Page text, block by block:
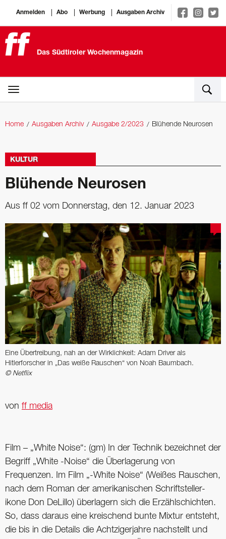
Anmelden Abo Werbung Ausgaben Archiv
Das Südtiroler Wochenmagazin
Home Ausgaben Archiv Ausgabe 2/2023 Blühende Neurosen
KULTUR
Blühende Neurosen
Aus ff 02 vom Donnerstag, den 12. Januar 2023
Eine Übertreibung, nah an der Wirklichkeit: Adam Driver als
Hitlerforscher in „Das weiße Rauschen“ von Noah Baumbach.
© Netflix
von ff media
Film – „White Noise“: (gm) In der Technik bezeichnet der
Begriff „White -Noise“ die Überlagerung von
Frequenzen. Im Film „-White Noise“ (Weißes Rauschen,
nach dem Roman der amerikanischen Schriftsteller-
ikone Don DeLillo) überlagern sich die Erzählschichten.
So, dass daraus eine kreischend bunte Mixtur entsteht,
die bis in die Details die Achtzigerjahre nachstellt und